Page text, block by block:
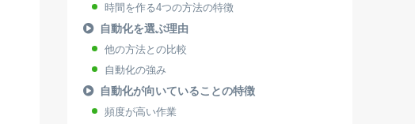
時間を作る4つの方法の特徴
自動化を選ぶ理由
他の方法との比較
自動化の強み
自動化が向いていることの特徴
頻度が高い作業